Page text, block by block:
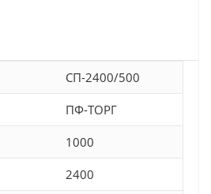
СП-2400/500
ПФ-ТОРГ
1000
2400